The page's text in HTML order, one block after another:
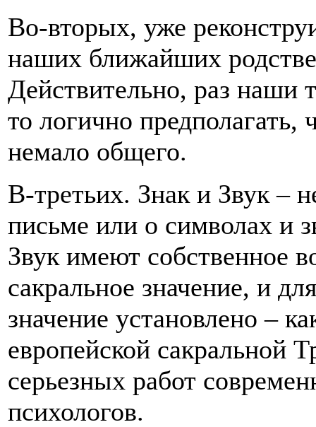
Во-вторых, уже
наших ближайших
Действительно, раз наши
то логично
немало общего.
В-третьих. Знак и Звук –
письме или о символах и
Звук имеют собственное
сакральное значение, и
значение установлено –
европейской сакральной
серьезных работ
психологов.